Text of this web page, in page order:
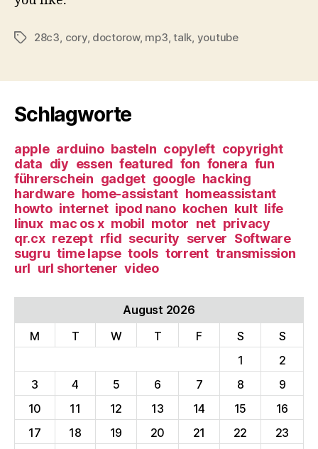
Tags28c3, cory, doctorow, mp3,talk, youtube
Schlagworte
apple arduino basteln copyleft copyright
data diy essen featured fon fonera fun
führerschein gadget google hacking
hardware home-assistant homeassistant
howto internet ipod nano kochen kult life
linux mac os x mobil motor net privacy
qr.cx rezept rfid security server Software
sugru time lapse tools torrent transmission
url url shortener video
August 2026
M
T W T F S
S
1
2
3
4 5 6 7 8
9
10
11 12 13 14 15
16
17
18 19 20 21 22
23